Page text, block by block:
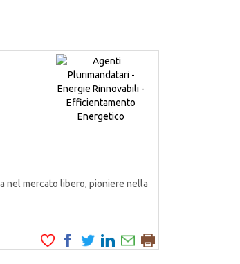
nel mercato libero, pioniere nella